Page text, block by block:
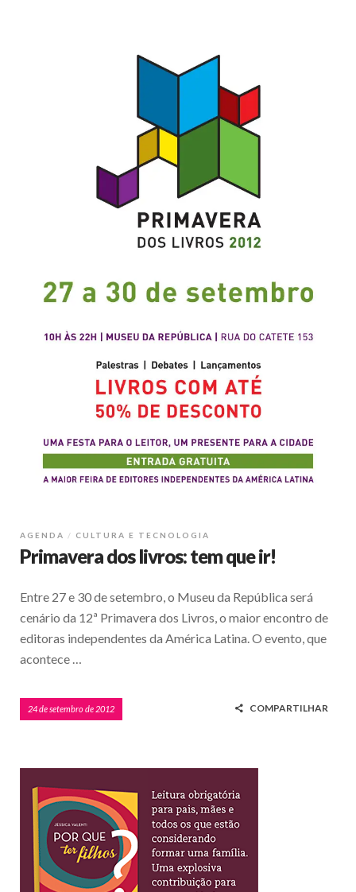
AGENDA CULTURA E TECNOLOGIA
Primavera dos livros: tem que ir!
Entre 27 e 30 de setembro, o Museu da República será
cenário da 12ª Primavera dos Livros, o maior encontro de
editoras independentes da América Latina. O evento, que
acontece …
24 de setembro de 2012 COMPARTILHAR